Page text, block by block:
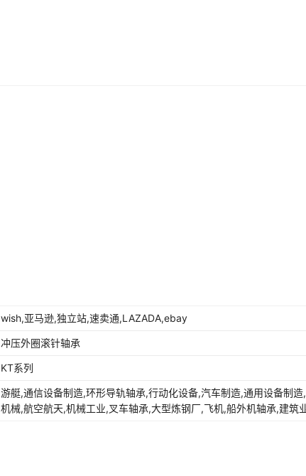
wish,亚马逊,独立站,速卖通,LAZADA,ebay
冲压外圈滚针轴承
KT系列
游艇,通信设备制造,环形导轨轴承,行动化设备,汽车制造,通用设备制造
机械,航空航天,机械工业,叉车轴承,大型炼钢厂,飞机,船外机轴承,建筑